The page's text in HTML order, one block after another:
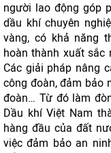
người lao động góp
dầu khí chuyên
vàng, có khả năng
hoàn thành xuất sắc
Các giải pháp nâng
công đoàn, đảm bảo
đoàn… Từ đó làm
Dầu khí Việt Nam
hàng đầu của đất
việc đảm bảo an